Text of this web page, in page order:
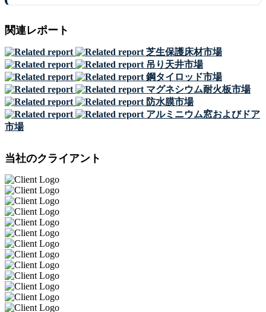
関連レポート
芝生保護床材市場
吊り天井市場
鋼タイロッド市場
マグネシウム耐火板市場
防水膜市場
アルミニウム窓およびドア
市場
当社のクライアント